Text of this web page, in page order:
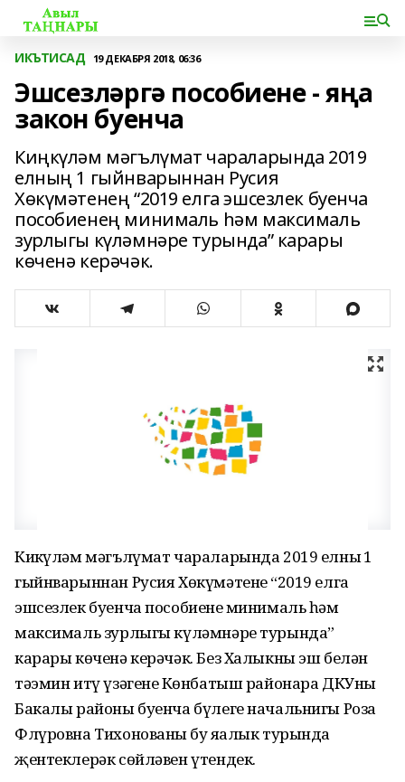
ИКЪТИСАД 19 ДЕКАБРЯ 2018, 06:36
Эшсезләргә пособиене - яңа
закон буенча
Киңкүләм мәгълүмат чараларында 2019
елның 1 гыйнварыннан Русия
Хөкүмәтенең “2019 елга эшсезлек буенча
пособиенең минималь һәм максималь
зурлыгы күләмнәре турында” карары
көченә керәчәк.
Киңкүләм мәгълүмат чараларында 2019 елның 1
гыйнварыннан Русия Хөкүмәтенең “2019 елга
эшсезлек буенча пособиенең минималь һәм
максималь зурлыгы күләмнәре турында”
карары көченә керәчәк. Без Халыкны эш белән
тәэмин итү үзәгенең Көнбатыш районара ДКУның
Бакалы районы буенча бүлеге начальнигы Роза
Флүровна Тихонованың бу яңалык турында
җентеклерәк сөйләвен үтендек.